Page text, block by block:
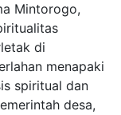
Mintorogo,
di
menapaki
spiritual dan
desa,